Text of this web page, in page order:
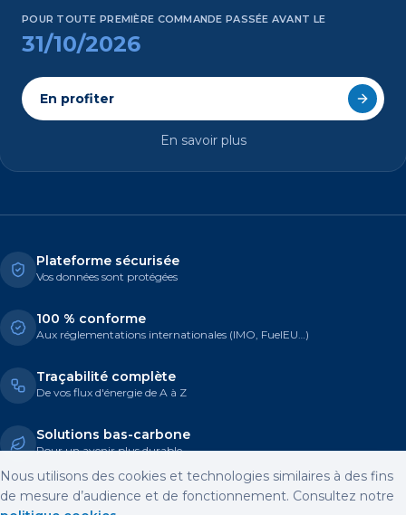
POUR TOUTE PREMIÈRE COMMANDE PASSÉE AVANT LE
31/10/2026
En profiter
En savoir plus
Plateforme sécurisée
Vos données sont protégées
100 % conforme
Aux réglementations internationales (IMO, FuelEU…)
Traçabilité complète
De vos flux d'énergie de A à Z
Solutions bas-carbone
Pour un avenir plus durable
Nous utilisons des cookies et technologies similaires à des fins
de mesure d’audience et de fonctionnement. Consultez notre